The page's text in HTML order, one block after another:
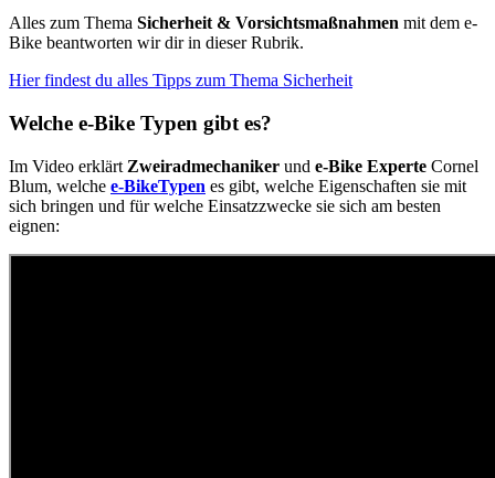
Alles zum Thema Sicherheit & Vorsichtsmaßnahmen mit dem e-
Bike beantworten wir dir in dieser Rubrik.
Hier findest du alles Tipps zum Thema Sicherheit
Welche e-Bike Typen gibt es?
Im Video erklärt Zweiradmechaniker und e-Bike Experte Cornel
Blum, welche e-BikeTypen es gibt, welche Eigenschaften sie mit
sich bringen und für welche Einsatzzwecke sie sich am besten
eignen: